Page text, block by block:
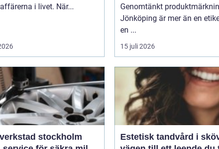
i livet. När...
Genomtänkt
Jönköping är mer än en
en ...
15 juli 2026
stockholm
Estetisk tandvård i